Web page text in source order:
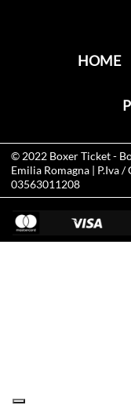
HOME
© 2022 Boxer Ticket-
Emilia Romagna | P.Iva /
03563011208